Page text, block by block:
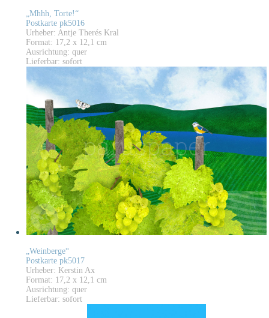
„Mhhh, Torte!“
Postkarte pk5016
Urheber: Antje Therés Kral
Format: 17,2 x 12,1 cm
Ausrichtung: quer
Lieferbar: sofort
„Weinberge“
Postkarte pk5017
Urheber: Kerstin Ax
Format: 17,2 x 12,1 cm
Ausrichtung: quer
Lieferbar: sofort